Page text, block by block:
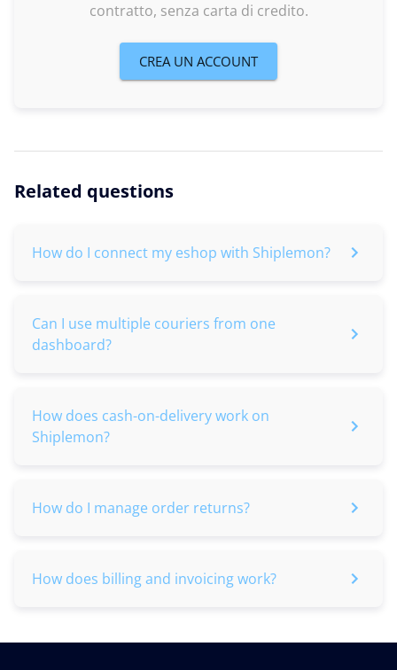
contratto, senza carta di credito.
CREA UN ACCOUNT
Related questions
How do I connect my eshop with Shiplemon?
Can I use multiple couriers from one
dashboard?
How does cash-on-delivery work on
Shiplemon?
How do I manage order returns?
How does billing and invoicing work?